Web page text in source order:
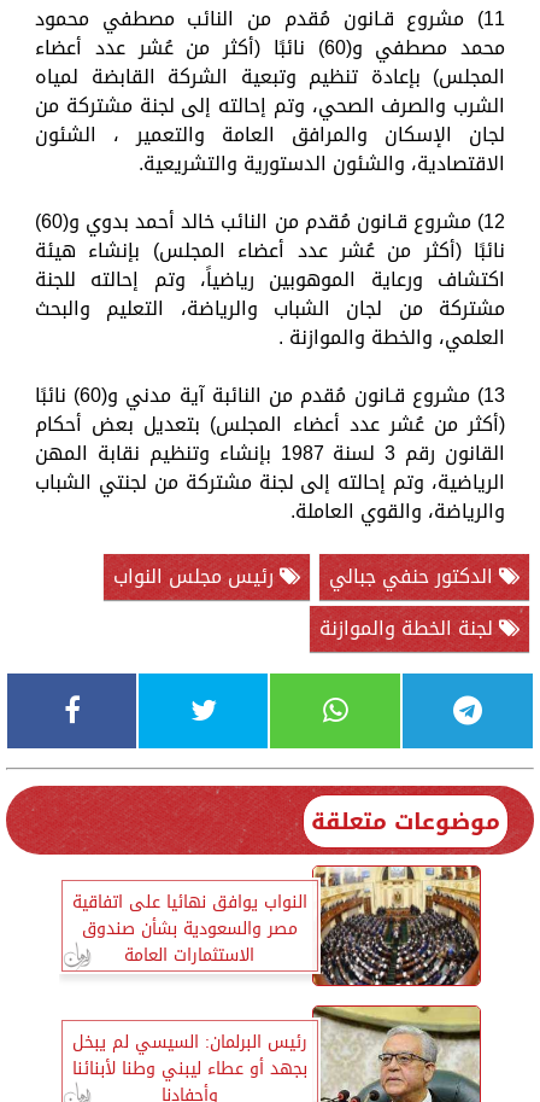
11) مشروع قـانون مُقدم من النائب مصطفي محمود
محمد مصطفي و(60) نائبًا (أكثر من عُشر عدد أعضاء
المجلس) بإعادة تنظيم وتبعية الشركة القابضة لمياه
الشرب والصرف الصحي، وتم إحالته إلى لجنة مشتركة من
لجان الإسكان والمرافق العامة والتعمير ، الشئون
الاقتصادية، والشئون الدستورية والتشريعية.
12) مشروع قـانون مُقدم من النائب خالد أحمد بدوي و(60)
نائبًا (أكثر من عُشر عدد أعضاء المجلس) بإنشاء هيئة
اكتشاف ورعاية الموهوبين رياضياً، وتم إحالته للجنة
مشتركة من لجان الشباب والرياضة، التعليم والبحث
العلمي، والخطة والموازنة .
13) مشروع قـانون مُقدم من النائبة آية مدني و(60) نائبًا
(أكثر من عُشر عدد أعضاء المجلس) بتعديل بعض أحكام
القانون رقم 3 لسنة 1987 بإنشاء وتنظيم نقابة المهن
الرياضية، وتم إحالته إلى لجنة مشتركة من لجنتي الشباب
والرياضة، والقوي العاملة.
الدكتور حنفي جبالي
رئيس مجلس النواب
لجنة الخطة والموازنة
موضوعات متعلقة
النواب يوافق نهائيا على اتفاقية
مصر والسعودية بشأن صندوق
الاستثمارات العامة
رئيس البرلمان: السيسي لم يبخل
بجهد أو عطاء ليبني وطنا لأبنائنا
وأحفادنا